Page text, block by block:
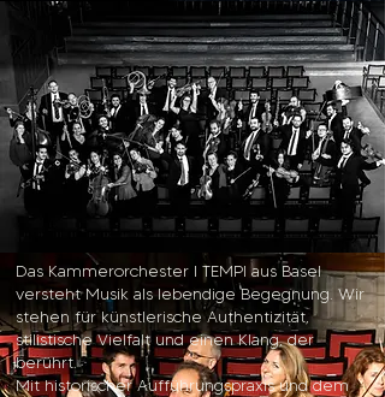
Wer sind wir?
Das Kammerorchester I TEMPI aus Basel
versteht Musik als lebendige Begegnung. Wir
stehen für künstlerische Authentizität,
stilistische Vielfalt und einen Klang, der
berührt.
Mit historischer Aufführungspraxis und dem